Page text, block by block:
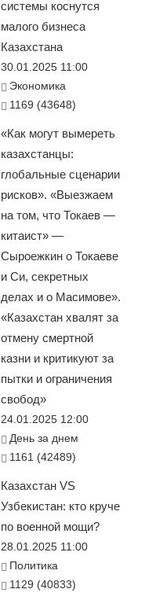
системы коснутся
малого бизнеса
Казахстана
30.01.2025 11:00
Экономика
1169 (43648)
«Как могут вымереть
казахстанцы:
глобальные сценарии
рисков». «Выезжаем
на том, что Токаев —
китаист» —
Сыроежкин о Токаеве
и Си, секретных
делах и о Масимове».
«Казахстан хвалят за
отмену смертной
казни и критикуют за
пытки и ограничения
свобод»
24.01.2025 12:00
День за днем
1161 (42489)
Казахстан VS
Узбекистан: кто круче
по военной мощи?
28.01.2025 11:00
Политика
1129 (40833)